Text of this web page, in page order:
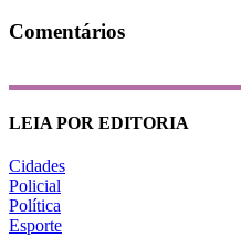
Comentários
LEIA POR EDITORIA
Cidades
Policial
Política
Esporte